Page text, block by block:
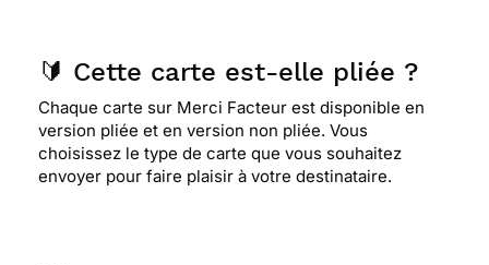
🔰 Cette carte est-elle pliée ?
Chaque carte sur Merci Facteur est disponible en
version pliée et en version non pliée. Vous
choisissez le type de carte que vous souhaitez
envoyer pour faire plaisir à votre destinataire.